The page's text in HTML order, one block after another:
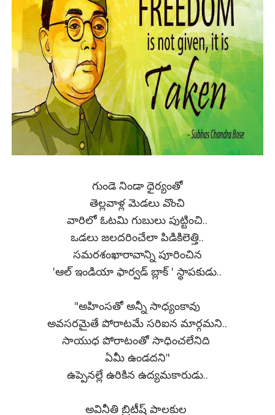
గుండె నిండా ధైర్యంతో
తెల్లవాళ్ల మెడలు వొంచి
వారిలో ఓటమి గుబులు పుట్టించి..
ఒడలు జలదరించేలా పిడికిలెత్తి..
సమరశంఖారావాన్ని పూరించిన
'ఆల్ ఇండియా ఫార్వడ్ బ్లాక్ ' స్థాపకుడు..
"అహింసతో అన్నీ సాధ్యంకావు
అవసరమైతే పోరాటమే సరిఐన మార్గమని..
సాయుధ పోరాటంతో సాధించలేనిది
ఏమీ ఉండదని"
ఉప్పెనల్లే ఉరికిన ఉద్యమకారుడు..
అవినీతి బ్రిటీష్ పాలకుల